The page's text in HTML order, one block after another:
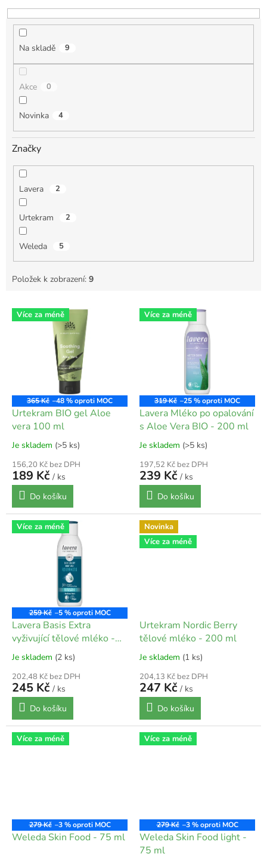
u
Na skladě 9
Akce 0
Novinka 4
Značky
Lavera 2
Urtekram 2
Weleda 5
Položek k zobrazení: 9
V Více za méně
365 Kč –48 %
Urtekram BIO gel Aloe
vera 100 ml
Je skladem (>5 ks)
156,20 Kč bez DPH
189 Kč / ks
Do košíku
Více za méně
319 Kč –25 %
Lavera Mléko po opalování
s Aloe Vera BIO - 200 ml
Je skladem (>5 ks)
197,52 Kč bez DPH
239 Kč / ks
Do košíku
Více za méně
259 Kč –5 %
Lavera Basis Extra
vyživující tělové mléko -
250 ml
Je skladem (2 ks)
202,48 Kč bez DPH
245 Kč / ks
Do košíku
Novinka
Více za méně
Urtekram Nordic Berry
tělové mléko - 200 ml
Je skladem (1 ks)
204,13 Kč bez DPH
247 Kč / ks
Do košíku
Více za méně
279 Kč –3 %
Weleda Skin Food - 75 ml
Více za méně
279 Kč –3 %
Weleda Skin Food light -
75 ml